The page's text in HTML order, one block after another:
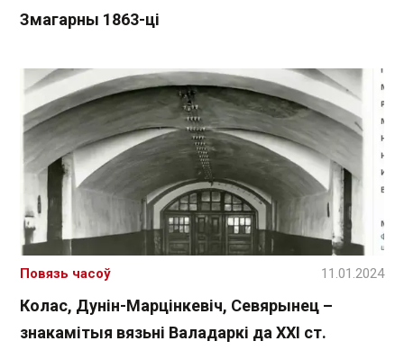
Змагарны 1863-ці
Колас, Дунін-Марцінкевіч, Севярынец –
знакамітыя вязьні Валадаркі да ХХІ ст.
Повязь часоў 11.01.2024